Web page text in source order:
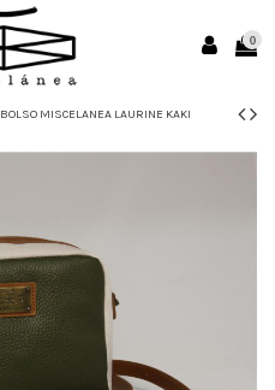
0
BOLSO MISCELANEA LAURINE KAKI